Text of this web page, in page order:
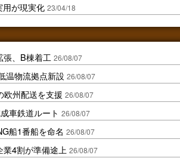
用が現実化 23/04/18
張、B棟着工 26/08/07
温物流拠点新設 26/08/07
欧州配送を支援 26/08/07
車鉄道ルート 26/08/07
船1番船を命名 26/08/07
4割が準備途上 26/08/07